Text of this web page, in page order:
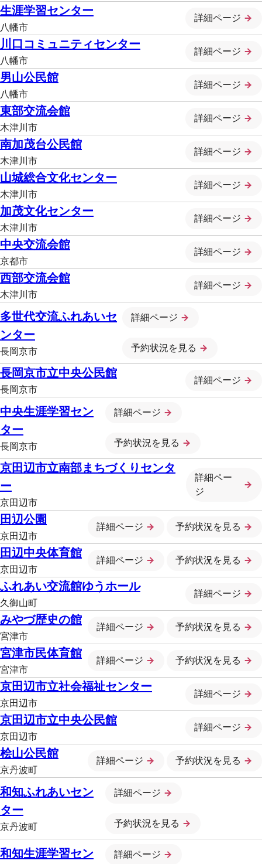
生涯学習センター
八幡市
詳細ページ
川口コミュニティセンター
八幡市
詳細ページ
男山公民館
八幡市
詳細ページ
東部交流会館
木津川市
詳細ページ
南加茂台公民館
木津川市
詳細ページ
山城総合文化センター
木津川市
詳細ページ
加茂文化センター
木津川市
詳細ページ
中央交流会館
京都市
詳細ページ
西部交流会館
木津川市
詳細ページ
多世代交流ふれあいセ
ンター
長岡京市
詳細ページ
予約状況を見る
長岡京市立中央公民館
長岡京市
詳細ページ
中央生涯学習セン
ター
長岡京市
詳細ページ
予約状況を見る
京田辺市立南部まちづくりセンタ
ー
京田辺市
詳細ペー
ジ
田辺公園
京田辺市
詳細ページ 予約状況を見る
田辺中央体育館
京田辺市
詳細ページ 予約状況を見る
ふれあい交流館ゆうホール
久御山町
詳細ページ
みやづ歴史の館
宮津市
詳細ページ 予約状況を見る
宮津市民体育館
宮津市
詳細ページ 予約状況を見る
京田辺市立社会福祉センター
京田辺市
詳細ページ
京田辺市立中央公民館
京田辺市
詳細ページ
桧山公民館
京丹波町
詳細ページ 予約状況を見る
和知ふれあいセン
ター
京丹波町
詳細ページ
予約状況を見る
和知生涯学習セン
詳細ページ